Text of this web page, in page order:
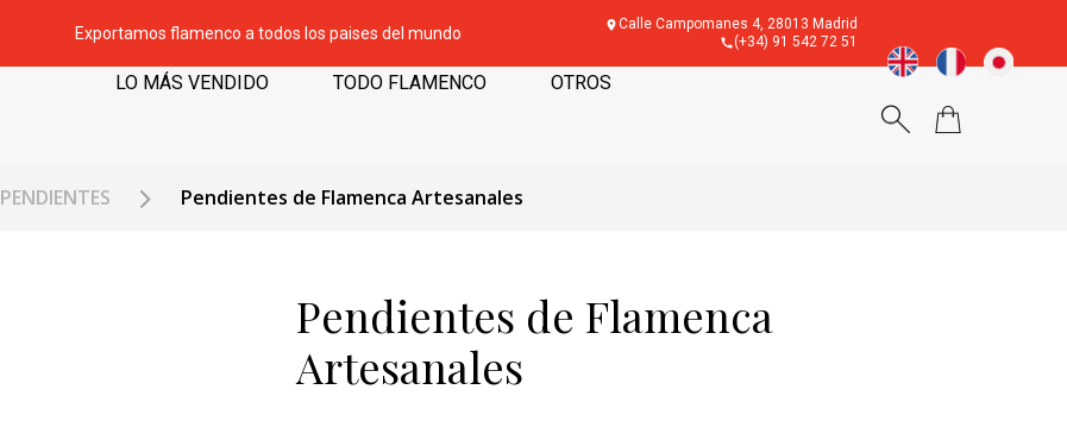
Exportamos flamenco a todos los paises del mundo
Calle Campomanes 4, 28013 Madrid
(+34) 91 542 72 51
LO MÁS VENDIDO TODO FLAMENCO OTROS
PENDIENTES Pendientes de Flamenca Artesanales
Pendientes de Flamenca
Artesanales